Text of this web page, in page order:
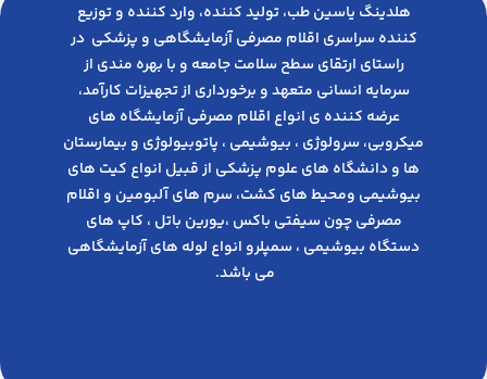
هلدینگ یاسین طب، تولید کننده، وارد کننده و توزیع
کننده سراسری اقلام مصرفی آزمایشگاهی و پزشکی در
راﺳﺘﺎی ارﺗﻘﺎی ﺳﻄﺢ ﺳﻼﻣﺖ ﺟﺎﻣﻌﻪ و ﺑﺎ ﺑﻬﺮه ﻣﻨﺪی از
ﺳﺮﻣﺎﯾﻪ انسانی متعهد و ﺑﺮﺧﻮرداری از ﺗﺠﻬﯿﺰات ﮐﺎرآﻣﺪ،
عرضه کننده ی انواع اﻗﻼم مصرفی آزﻣﺎﯾﺸﮕﺎه های
میکروبی، ﺳﺮوﻟﻮژی ، ﺑﯿﻮﺷﯿﻤﯽ ، پاتوبیولوژی و بیمارستان
ها و دانشگاه های علوم پزشکی از قبیل انواع کیت های
بیوشیمی ومحیط های کشت، سرم های آلبومین و اقلام
مصرفی چون سیفتی باکس ،یورین باتل ، کاپ های
دستگاه بیوشیمی ، سمپلرو انواع لوله های آزمایشگاهی
می باشد.